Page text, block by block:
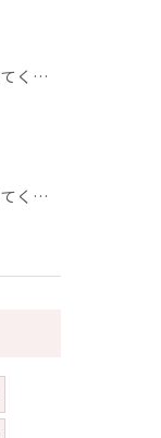
🛁🫧美容ケアに来てくれたお友達🫧🛁
🛁🫧美容ケアに来てくれたお友達🫧🛁